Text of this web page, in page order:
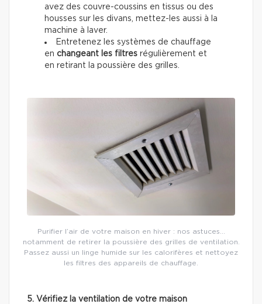
avez des couvre-coussins en tissus ou des
housses sur les divans, mettez-les aussi à la
machine à laver.
Entretenez les systèmes de chauffage
en changeant les filtres régulièrement et
en retirant la poussière des grilles.
Purifier l’air de votre maison en hiver : nos astuces…
notamment de retirer la poussière des grilles de ventilation.
Passez aussi un linge humide sur les calorifères et nettoyez
les filtres des appareils de chauffage.
5. Vérifiez la ventilation de votre maison